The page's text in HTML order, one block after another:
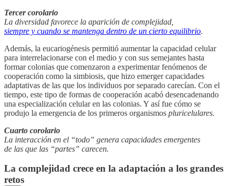
Tercer corolario
La diversidad favorece la aparición de complejidad,
siempre y cuando se mantenga dentro de un cierto equilibrio.
Además, la eucariogénesis permitió aumentar la capacidad celular
para interrelacionarse con el medio y con sus semejantes hasta
formar colonias que comenzaron a experimentar fenómenos de
cooperación como la simbiosis, que hizo emerger capacidades
adaptativas de las que los individuos por separado carecían. Con el
tiempo, este tipo de formas de cooperación acabó desencadenando
una especialización celular en las colonias. Y así fue cómo se
produjo la emergencia de los primeros organismos pluricelulares.
Cuarto corolario
La interacción en el “todo” genera capacidades emergentes
de las que las “partes” carecen.
La complejidad crece en la adaptación a los grandes
retos